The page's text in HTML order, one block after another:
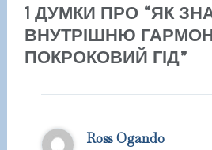
1 ДУМКИ ПРО “ЯК
ВНУТРІШНЮ
ПОКРОКОВИЙ ГІД”
Ross Ogando